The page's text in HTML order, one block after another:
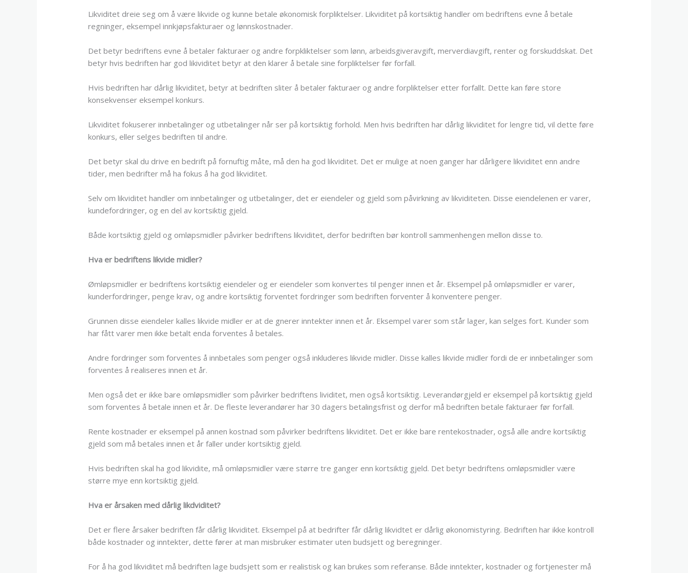
Likviditet dreie seg om å være likvide og kunne betale økonomisk forpliktelser. Likviditet på kortsiktig handler om bedriftens evne å betale
regninger, eksempel innkjøpsfakturaer og lønnskostnader.
Det betyr bedriftens evne å betaler fakturaer og andre forpkliktelser som lønn, arbeidsgiveravgift, merverdiavgift, renter og forskuddskat. Det
betyr hvis bedriften har god likividitet betyr at den klarer å betale sine forpliktelser før forfall.
Hvis bedriften har dårlig likviditet, betyr at bedriften sliter å betaler fakturaer og andre forpliktelser etter forfallt. Dette kan føre store
konsekvenser eksempel konkurs.
Likviditet fokuserer innbetalinger og utbetalinger når ser på kortsiktig forhold. Men hvis bedriften har dårlig likviditet for lengre tid, vil dette føre
konkurs, eller selges bedriften til andre.
Det betyr skal du drive en bedrift på fornuftig måte, må den ha god likviditet. Det er mulige at noen ganger har dårligere likviditet enn andre
tider, men bedrifter må ha fokus å ha god likviditet.
Selv om likviditet handler om innbetalinger og utbetalinger, det er eiendeler og gjeld som påvirkning av likviditeten. Disse eiendelenen er varer,
kundefordringer, og en del av kortsiktig gjeld.
Både kortsiktig gjeld og omløpsmidler påvirker bedriftens likviditet, derfor bedriften bør kontroll sammenhengen mellon disse to.
Hva er bedriftens likvide midler?
Ømløpsmidler er bedriftens kortsiktig eiendeler og er eiendeler som konvertes til penger innen et år. Eksempel på omløpsmidler er varer,
kunderfordringer, penge krav, og andre kortsiktig forventet fordringer som bedriften forventer å konventere penger.
Grunnen disse eiendeler kalles likvide midler er at de gnerer inntekter innen et år. Eksempel varer som står lager, kan selges fort. Kunder som
har fått varer men ikke betalt enda forventes å betales.
Andre fordringer som forventes å innbetales som penger også inkluderes likvide midler. Disse kalles likvide midler fordi de er innbetalinger som
forventes å realiseres innen et år.
Men også det er ikke bare omløpsmidler som påvirker bedriftens lividitet, men også kortsiktig. Leverandørgjeld er eksempel på kortsiktig gjeld
som forventes å betale innen et år. De fleste leverandører har 30 dagers betalingsfrist og derfor må bedriften betale fakturaer før forfall.
Rente kostnader er eksempel på annen kostnad som påvirker bedriftens likviditet. Det er ikke bare rentekostnader, også alle andre kortsiktig
gjeld som må betales innen et år faller under kortsiktig gjeld.
Hvis bedriften skal ha god likvidite, må omløpsmidler være større tre ganger enn kortsiktig gjeld. Det betyr bedriftens omløpsmidler være
større mye enn kortsiktig gjeld.
Hva er årsaken med dårlig likdviditet?
Det er flere årsaker bedriften får dårlig likviditet. Eksempel på at bedrifter får dårlig likvidtet er dårlig økonomistyring. Bedriften har ikke kontroll
både kostnader og inntekter, dette fører at man misbruker estimater uten budsjett og beregninger.
For å ha god likviditet må bedriften lage budsjett som er realistisk og kan brukes som referanse. Både inntekter, kostnader og fortjenester må